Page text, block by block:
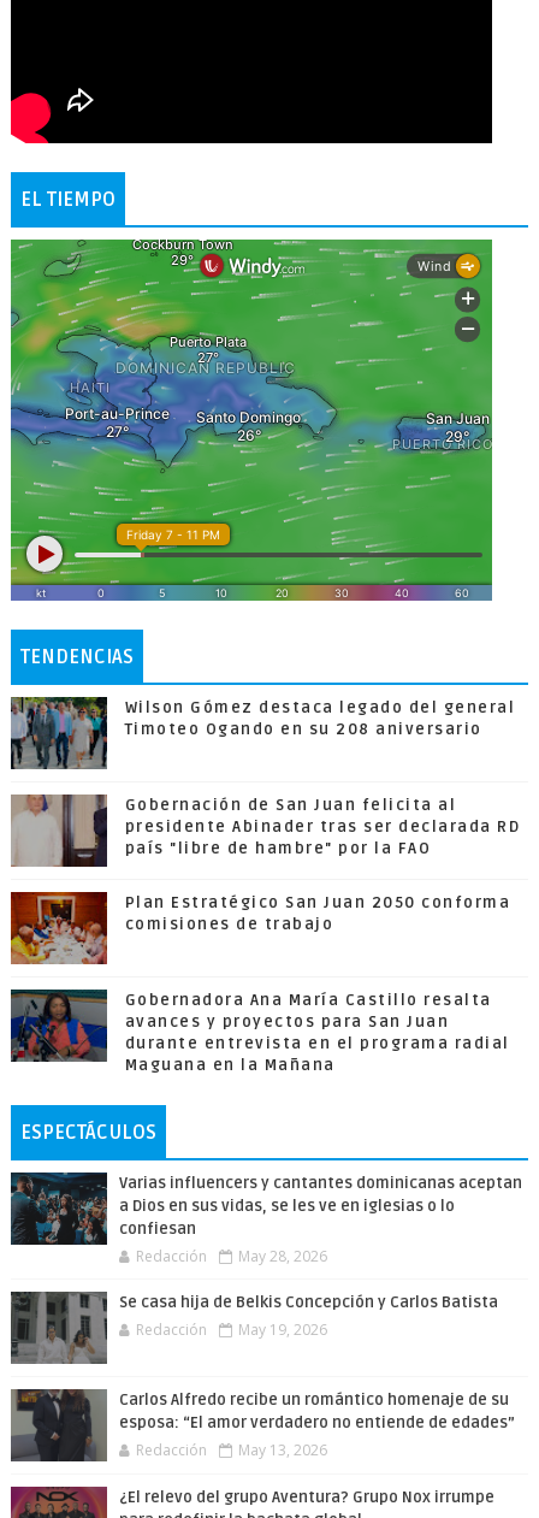
EL TIEMPO
TENDENCIAS
Wilson Gómez destaca legado del general
Timoteo Ogando en su 208 aniversario
Gobernación de San Juan felicita al
presidente Abinader tras ser declarada RD
país "libre de hambre" por la FAO
Plan Estratégico San Juan 2050 conforma
comisiones de trabajo
Gobernadora Ana María Castillo resalta
avances y proyectos para San Juan
durante entrevista en el programa radial
Maguana en la Mañana
ESPECTÁCULOS
Varias influencers y cantantes dominicanas aceptan
a Dios en sus vidas, se les ve en iglesias o lo
confiesan
Redacción May 28, 2026
Se casa hija de Belkis Concepción y Carlos Batista
Redacción May 19, 2026
Carlos Alfredo recibe un romántico homenaje de su
esposa: “El amor verdadero no entiende de edades”
Redacción May 13, 2026
¿El relevo del grupo Aventura? Grupo Nox irrumpe